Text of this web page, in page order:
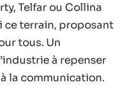
Telfar ou Collina
ce terrain, proposant
tous. Un
à repenser
la communication.